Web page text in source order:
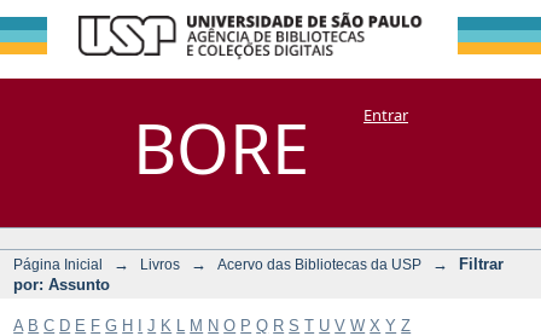
BORE
Filtrar por:
Assunto
DSpace/Manakin + CoriscoEntrar
Página Inicial → Livros → Acervo das Bibliotecas da USP →
Filtrar
por: Assunto
A B C D E F G H J K M N O P Q R S T U V W X Y Z